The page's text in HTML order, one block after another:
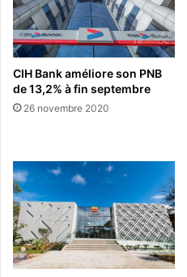
CIH Bank améliore son PNB
de 13,2% à fin septembre
26 novembre 2020